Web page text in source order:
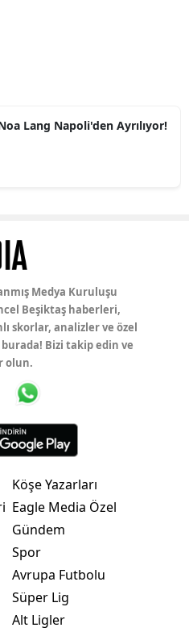
Lang Napoli'den Ayrılıyor!
Medya Kuruluşu
Beşiktaş haberleri,
skorlar, analizler ve özel
Bizi takip edin ve
olun.
Köşe Yazarları
Eagle Media Özel
Gündem
Spor
Avrupa Futbolu
Süper Lig
Alt Ligler